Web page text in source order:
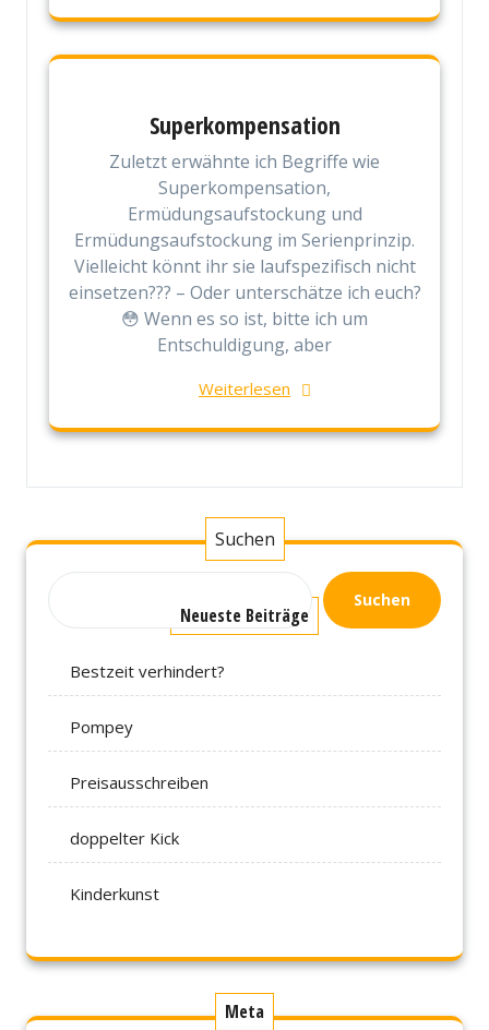
Superkompensation
Zuletzt erwähnte ich Begriffe wie
Superkompensation,
Ermüdungsaufstockung und
Ermüdungsaufstockung im Serienprinzip.
Vielleicht könnt ihr sie laufspezifisch nicht
einsetzen??? – Oder unterschätze ich euch?
😳 Wenn es so ist, bitte ich um
Entschuldigung, aber
Weiterlesen
Suchen
Suchen
Neueste Beiträge
Bestzeit verhindert?
Pompey
Preisausschreiben
doppelter Kick
Kinderkunst
Meta